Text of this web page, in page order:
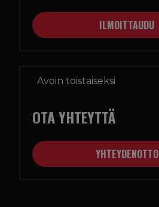
ILMOITTAUDU
Avoin toistaiseksi
OTA YHTEYTTÄ
YHTEYDENOTTO